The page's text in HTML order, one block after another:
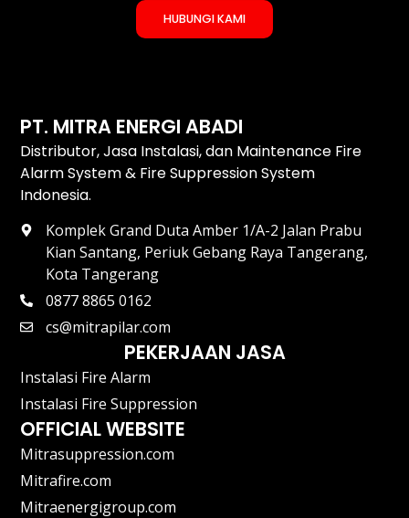
HUBUNGI KAMI
PT. MITRA ENERGI ABADI
Distributor, Jasa Instalasi, dan Maintenance Fire
Alarm System & Fire Suppression System
Indonesia.
Komplek Grand Duta Amber 1/A-2 Jalan Prabu
Kian Santang, Periuk Gebang Raya Tangerang,
Kota Tangerang
0877 8865 0162
cs@mitrapilar.com
PEKERJAAN JASA
Instalasi Fire Alarm
Instalasi Fire Suppression
OFFICIAL WEBSITE
Mitrasuppression.com
Mitrafire.com
Mitraenergigroup.com